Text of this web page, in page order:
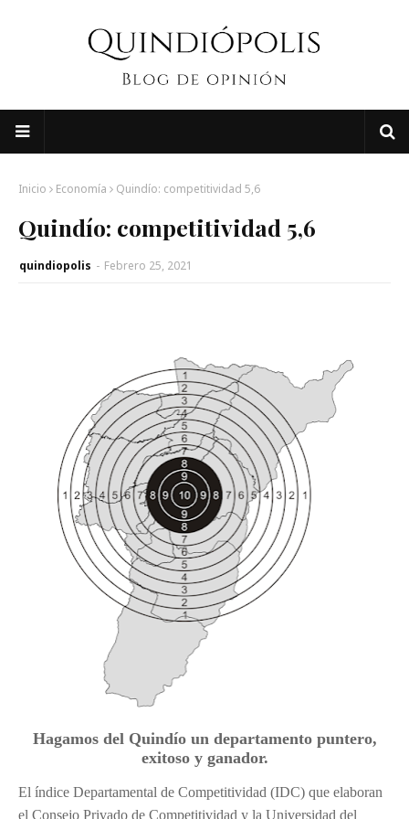
Inicio Economía Quindío: competitividad 5,6
Quindío: competitividad 5,6
quindiopolis - Febrero 25, 2021
Hagamos del Quindío un departamento puntero,
exitoso y ganador.
El índice Departamental de Competitividad (IDC) que elaboran
el Consejo Privado de Competitividad y la Universidad del